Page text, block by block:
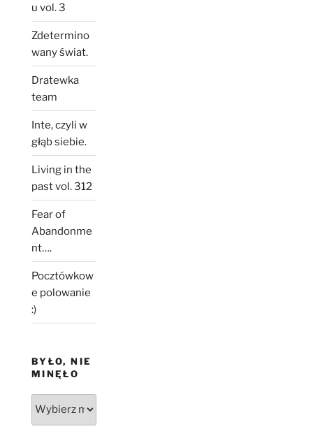
u vol. 3
Zdetermino
wany świat.
Dratewka
team
Inte, czyli w
głąb siebie.
Living in the
past vol. 312
Fear of
Abandonme
nt….
Pocztówkow
e polowanie
:)
BYŁO, NIE
MINĘŁO